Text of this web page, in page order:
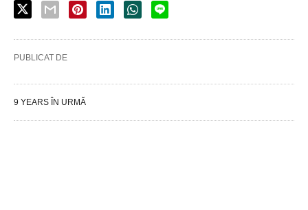
PUBLICAT DE
9 YEARS ÎN URMĂ